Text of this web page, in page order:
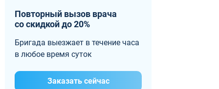
Повторный вызов врача
со скидкой до 20%
Бригада выезжает в течение часа
в любое время суток
Заказать сейчас